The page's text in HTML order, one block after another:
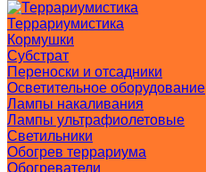
Террариумистика
Кормушки
Субстрат
Переноски и отсадники
Осветительное оборудование
Лампы накаливания
Лампы ультрафиолетовые
Светильники
Обогрев террариума
Обогреватели